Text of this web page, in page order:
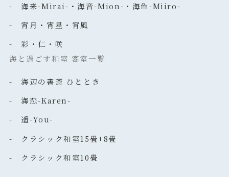
- 海来-Mirai-・海音-Mion-・海色-Miiro-
- 宵月・宵星・宵風
- 彩・仁・咲
海と過ごす和室 客室一覧
- 海辺の書斎 ひととき
- 海恋-Karen-
- 遥-You-
- クラシック和室15畳+8畳
- クラシック和室10畳